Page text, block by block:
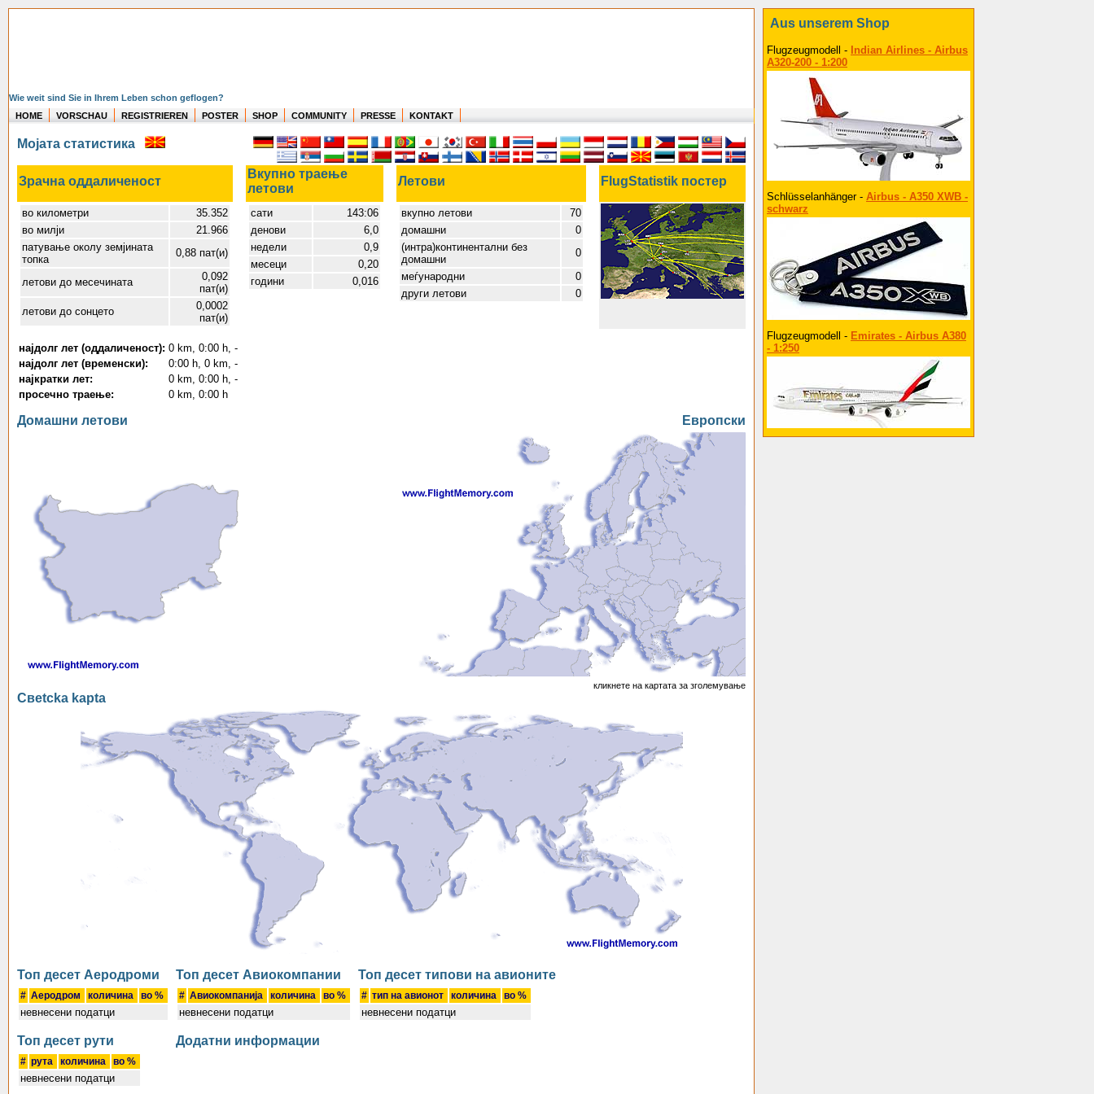
Wie weit sind Sie in Ihrem Leben schon geflogen?
HOME
VORSCHAU REGISTRIEREN POSTER SHOP COMMUNITY PRESSE KONTAKT
Мојата статистика
Зрачна оддаличеност
Вкупно траење
летови
Летови FlugStatistik постер
во километри
35.352
во милји
21.966
патување околу земјината
топка
0,88 пат(и)
летови до месечината
0,092
пат(и)
летови до сонцето
0,0002
пат(и)
сати
143:06
денови
6,0
недели
0,9
месеци
0,20
години
0,016
вкупно летови
70
домашни
0
(интра)континентални без
домашни
0
меѓународни
0
други летови
0
најдолг лет (оддаличеност): 0 km, 0:00 h, -
најдолг лет (временски):
0:00 h, 0 km, -
најкратки лет:
0 km, 0:00 h, -
просечно траење:
0 km, 0:00 h
Домашни летови Европски
кликнете на картата за зголемување
Свetcka kapta
Топ десет Аеродроми
# Аеродром количина во %
невнесени податци
Топ десет Авиокомпании
# Авиокомпанија количина во %
невнесени податци
Топ десет типови на авионите
# тип на авионот количина во %
невнесени податци
Топ десет pути
# pута количина во %
невнесени податци
Додатни информации
Aus unserem Shop
Flugzeugmodell - Indian Airlines - Airbus
A320-200 - 1:200
Schlüsselanhänger - Airbus - A350 XWB -
schwarz
Flugzeugmodell - Emirates - Airbus A380
- 1:250